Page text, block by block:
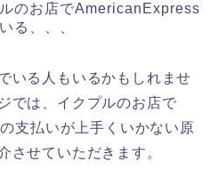
のお店でAmericanExpress
る、、、
いる人もいるかもしれませ
では、イクプルのお店で
支払いが上手くいかない原
させていただきます。